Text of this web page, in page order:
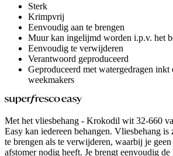
Sterk
Krimpvrij
Eenvoudig aan te brengen
Muur kan ingelijmd worden i.p.v. het
Eenvoudig te verwijderen
Verantwoord geproduceerd
Geproduceerd met watergedragen inkt
weekmakers
Met het vliesbehang - Krokodil wit 32-660
Easy kan iedereen behangen. Vliesbehang
te brengen als te verwijderen, waarbij je
afstomer nodig heeft. Je brengt eenvoudig